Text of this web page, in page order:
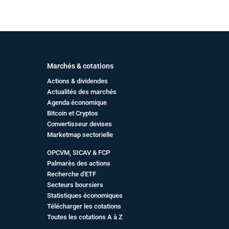
Marchés & cotations
Actions & dividendes
Actualités des marchés
Agenda économique
Bitcoin et Cryptos
Convertisseur devises
Marketmap sectorielle
OPCVM, SICAV & FCP
Palmarès des actions
Recherche d'ETF
Secteurs boursiers
Statistiques économiques
Télécharger les cotations
Toutes les cotations A à Z